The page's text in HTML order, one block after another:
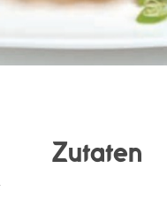
Zutaten